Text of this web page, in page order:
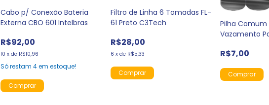
Cabo p/ Conexão Bateria
Externa CBO 601 Intelbras
R$92,00
10 xde R$10,96
Só restam4em estoque!
Filtro de Linha 6 Tomadas FL-
61 Preto C3Tech
R$28,00
6 x de R$5,33
Pilha Comum
Vazamento
R$7,00